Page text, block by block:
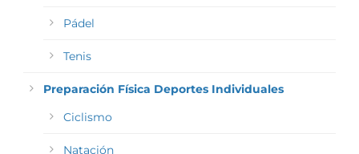
Pádel
Tenis
Preparación Física Deportes Individuales
Ciclismo
Natación